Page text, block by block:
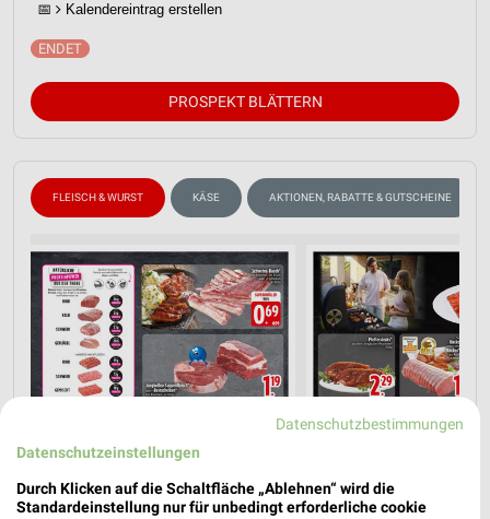
📅 Kalendereintrag erstellen
PROSPEKT BLÄTTERN
FLEISCH & WURST KÄSE AKTIONEN, RABATTE & GUTSCHEINE
Datenschutzbestimmungen
Datenschutzeinstellungen
Durch Klicken auf die Schaltfläche „Ablehnen“ wird die
Standardeinstellung nur für unbedingt erforderliche cookie